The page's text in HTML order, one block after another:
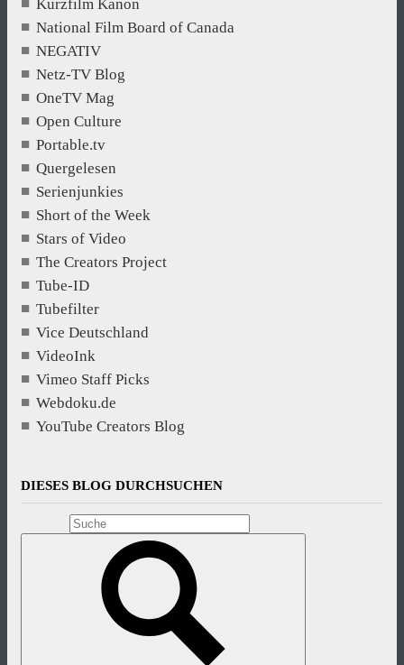
Kurzfilm Kanon
National Film Board of Canada
NEGATIV
Netz-TV Blog
OneTV Mag
Open Culture
Portable.tv
Quergelesen
Serienjunkies
Short of the Week
Stars of Video
The Creators Project
Tube-ID
Tubefilter
Vice Deutschland
VideoInk
Vimeo Staff Picks
Webdoku.de
YouTube Creators Blog
DIESES BLOG DURCHSUCHEN